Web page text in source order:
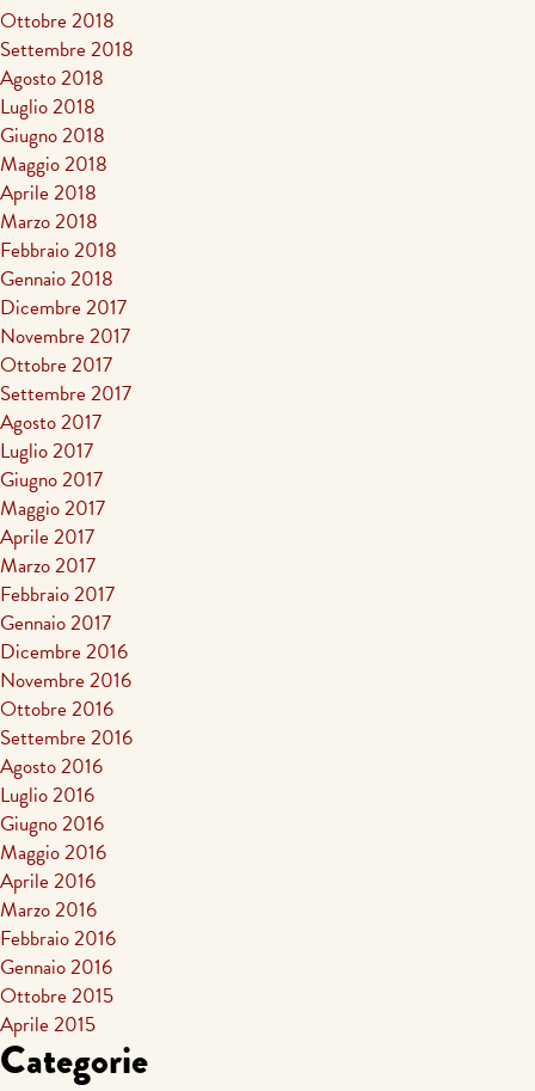
Ottobre 2018
Settembre 2018
Agosto 2018
Luglio 2018
Giugno 2018
Maggio 2018
Aprile 2018
Marzo 2018
Febbraio 2018
Gennaio 2018
Dicembre 2017
Novembre 2017
Ottobre 2017
Settembre 2017
Agosto 2017
Luglio 2017
Giugno 2017
Maggio 2017
Aprile 2017
Marzo 2017
Febbraio 2017
Gennaio 2017
Dicembre 2016
Novembre 2016
Ottobre 2016
Settembre 2016
Agosto 2016
Luglio 2016
Giugno 2016
Maggio 2016
Aprile 2016
Marzo 2016
Febbraio 2016
Gennaio 2016
Ottobre 2015
Aprile 2015
Categorie